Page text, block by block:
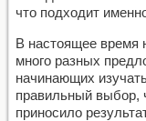
что подходит
В настоящее время
много разных
начинающих
правильный
приносило